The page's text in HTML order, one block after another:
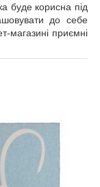
буде корисна під
до себе
магазині приємні